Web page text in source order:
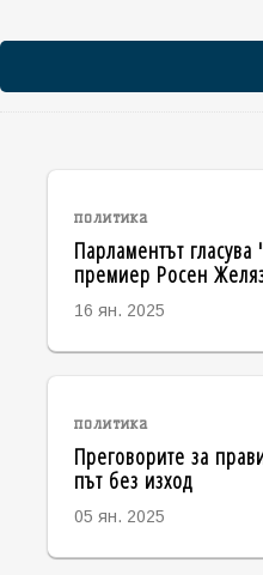
политика
Парламентът
премиер Росен
16 ян. 2025
политика
Преговорите за
път без изход
05 ян. 2025